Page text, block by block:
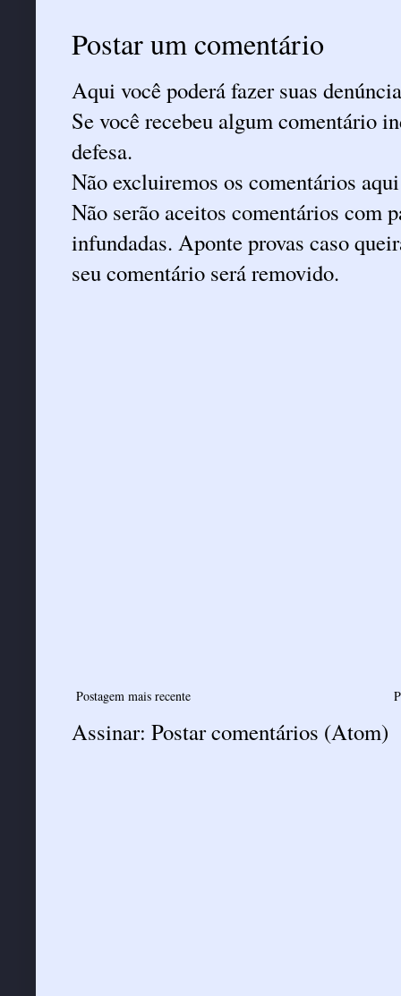
Postar um comentário
Aqui você poderá fazer suas
Se você recebeu algum comentário
defesa.
Não excluiremos os comentários
Não serão aceitos comentários com
infundadas. Aponte provas caso
seu comentário será removido.
Postagem mais recente
Assinar: Postar comentários (Atom)